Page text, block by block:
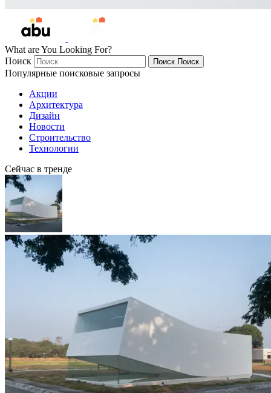
What are You Looking For?
Поиск
Поиск Поиск
Популярные поисковые запросы
Акции
Архитектура
Дизайн
Новости
Строительство
Технологии
Сейчас в тренде